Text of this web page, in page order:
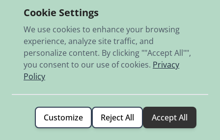
Sku
102.1.3051.NOS
Federstrebenkopf federbein vorne, neu, aus Originalbestand
(NOS), wenige Stück
€48.00
In stock
Cookie Settings
We use cookies to enhance your browsing
experience, analyze site traffic, and
personalize content. By clicking ""Accept All"",
you consent to our use of cookies. Privacy
Policy
Customize Reject All Accept All